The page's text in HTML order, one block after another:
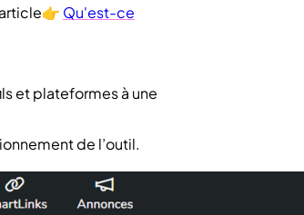
Qu'est-ce
et plateformes à une
de l’outil.